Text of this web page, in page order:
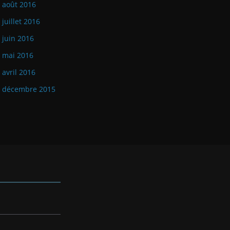
août 2016
juillet 2016
juin 2016
mai 2016
avril 2016
décembre 2015